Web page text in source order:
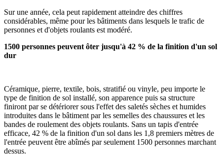
Sur une année, cela peut rapidement atteindre des chiffres
considérables, même pour les bâtiments dans lesquels le trafic de
personnes et d'objets roulants est modéré.
1500 personnes peuvent ôter jusqu'à 42 % de la finition d'un sol
dur
Céramique, pierre, textile, bois, stratifié ou vinyle, peu importe le
type de finition de sol installé, son apparence puis sa structure
finiront par se détériorer sous l'effet des saletés sèches et humides
introduites dans le bâtiment par les semelles des chaussures et les
bandes de roulement des objets roulants. Sans un tapis d'entrée
efficace, 42 % de la finition d'un sol dans les 1,8 premiers mètres de
l'entrée peuvent être abîmés par seulement 1500 personnes marchant
dessus.